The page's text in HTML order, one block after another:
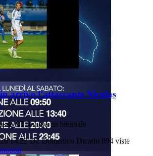
arrivo l'attaccante Nicolas
'97 firmerà un biennale
14:22 Di: Domenico Dicarlo 894 viste